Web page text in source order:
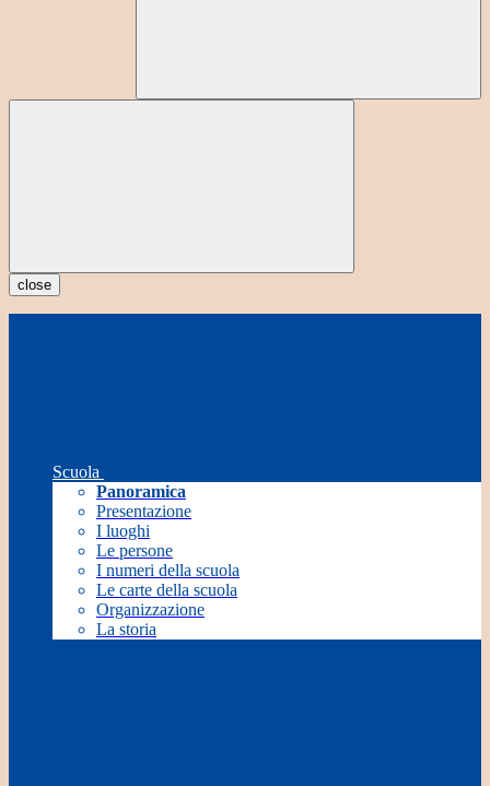
close
Scuola
Panoramica
Presentazione
I luoghi
Le persone
I numeri della scuola
Le carte della scuola
Organizzazione
La storia